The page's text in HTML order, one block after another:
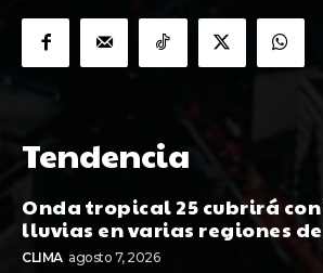
Tendencia
Onda tropical 25 cubrirá
lluvias en varias regiones
CLIMA agosto 7, 2026